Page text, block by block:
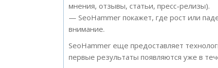
мнения, отзывы, статьи, пресс-релизы).
— SeoHammer покажет, где рост или
внимание.
SeoHammer еще предоставляет
первые результаты появляются уже в